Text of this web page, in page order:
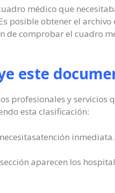
médico que
posible obtener el
de comprobar el cuadro
este
profesionales y
esta clasificación:
inmediata.
aparecen los